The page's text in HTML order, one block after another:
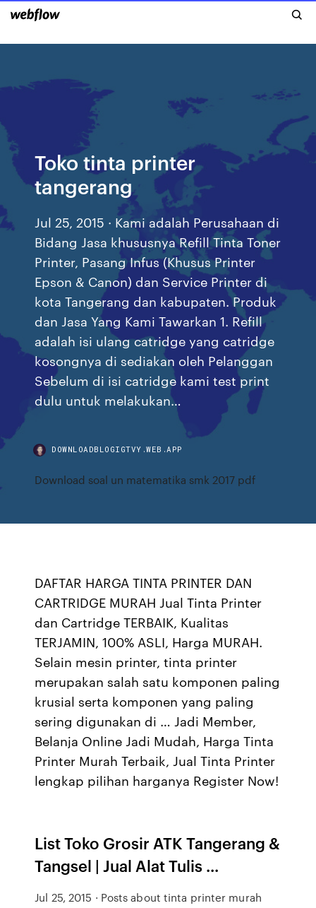
Toko tinta printer
tangerang
Jul 25, 2015 · Kami adalah Perusahaan di
Bidang Jasa khususnya Refill Tinta Toner
Printer, Pasang Infus (Khusus Printer
Epson & Canon) dan Service Printer di
kota Tangerang dan kabupaten. Produk
dan Jasa Yang Kami Tawarkan 1. Refill
adalah isi ulang catridge yang catridge
kosongnya di sediakan oleh Pelanggan
Sebelum di isi catridge kami test print
dulu untuk melakukan…
DOWNLOADBLOGIGTVY.WEB.APP
Download soal un matematika smk 2017 pdf
DAFTAR HARGA TINTA PRINTER DAN
CARTRIDGE MURAH Jual Tinta Printer
dan Cartridge TERBAIK, Kualitas
TERJAMIN, 100% ASLI, Harga MURAH.
Selain mesin printer, tinta printer
merupakan salah satu komponen paling
krusial serta komponen yang paling
sering digunakan di … Jadi Member,
Belanja Online Jadi Mudah, Harga Tinta
Printer Murah Terbaik, Jual Tinta Printer
lengkap pilihan harganya Register Now!
List Toko Grosir ATK Tangerang &
Tangsel | Jual Alat Tulis ...
Jul 25, 2015 · Posts about tinta printer murah